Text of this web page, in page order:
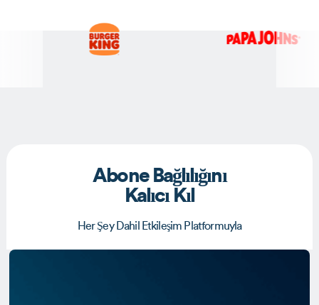
Abone Bağlılığını
Kalıcı Kıl
Her Şey Dahil Etkileşim Platformuyla